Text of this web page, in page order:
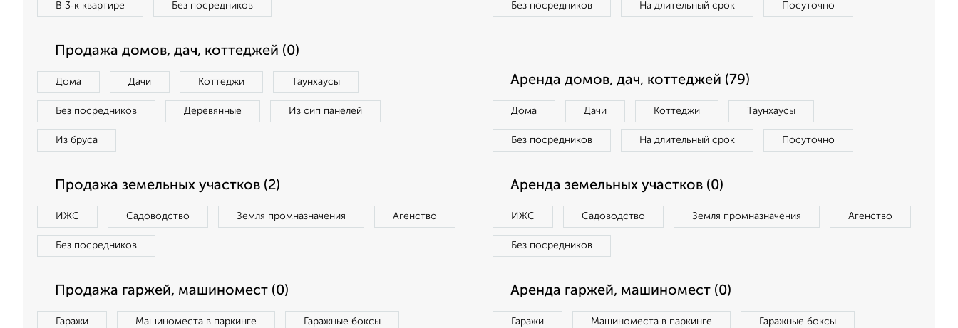
В 3‑к квартире Без посредников Без посредников На длительный срок Посуточно
Продажа домов, дач, коттеджей (0)
Дома Дачи Коттеджи Таунхаусы
Без посредников Деревянные Из сип панелей
Из бруса
Аренда домов, дач, коттеджей (79)
Дома Дачи Коттеджи Таунхаусы
Без посредников На длительный срок Посуточно
Продажа земельных участков (2)
ИЖС Садоводство Земля промназначения Агенство
Без посредников
Аренда земельных участков (0)
ИЖС Садоводство Земля промназначения Агенство
Без посредников
Продажа гаржей, машиномест (0)
Гаражи Машиноместа в паркинге Гаражные боксы
Аренда гаржей, машиномест (0)
Гаражи Машиноместа в паркинге Гаражные боксы